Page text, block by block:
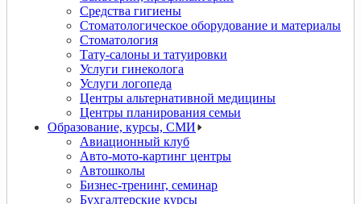
Средства гигиены
Стоматологическое оборудование и материалы
Стоматология
Тату-салоны и татуировки
Услуги гинеколога
Услуги логопеда
Центры альтернативной медицины
Центры планирования семьи
Образование, курсы, СМИ
Авиационный клуб
Авто-мото-картинг центры
Автошколы
Бизнес-тренинг, семинар
Бухгалтерские курсы